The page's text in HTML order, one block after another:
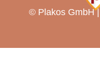
© Plakos GmbH